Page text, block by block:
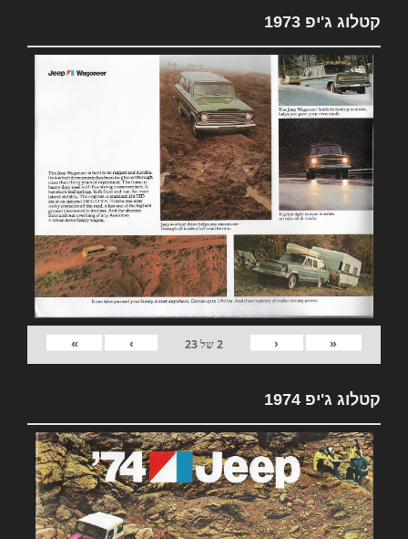
קטלוג ג'יפ 1973
«
‹
2של23
›
»
קטלוג ג'יפ 1974